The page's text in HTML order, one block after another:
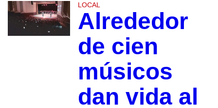
LOCAL
Alrededor
de cien
músicos
dan vida al